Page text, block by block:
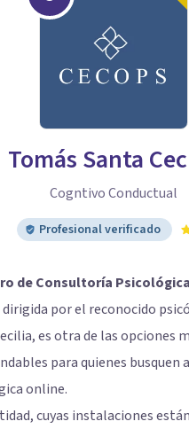
Tomás Santa
Cogntivo Conductual
Profesional verificado
de Consultoría Psicológica
por el reconocido
es otra de las opciones
para quienes busquen
online.
cuyas instalaciones